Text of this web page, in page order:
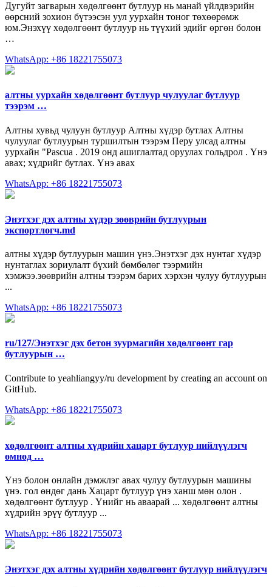
Дугуйт загварын хөдөлгөөнт бутлуур нь манай үйлдвэрийн
өөрсний зохион бүтээсэн уул уурхайн тоног төхөөрөмж
юм.Энэхүү хөдөлгөөнт бутлуур нь түүхий эдийг өргөн болон
…
WhatsApp: +86 18221755073
алтны уурхайн хөдөлгөөнт бутлуур чулуулаг бутлуур
тээрэм …
Алтны хувьд чулуун бутлуур Алтны хүдэр бутлах Алтны
чулуулаг бутлуурын туршилтын тээрэм Перу улсад алтны
уурхайн "Pascua . 2019 онд ашиглалтад оруулах гольдрол . Үнэ
авах; хүдрийг бутлах. Үнэ авах
WhatsApp: +86 18221755073
Энэтхэг дэх алтны хүдэр зөөврийн бутлуурын
экспортлогч.md
алтны хүдэр бутлуурын машин үнэ.Энэтхэг дэх нунтаг хүдэр
нунтаглах зориулалт бүхий бөмбөлөг тээрмийн
хэмжээ.зөөврийн алтны тээрэм барих хэрхэн чулуу бутлуурын
...
WhatsApp: +86 18221755073
ru/127/Энэтхэг дэх бетон зуурмагийн хөдөлгөөнт гар
бутлуурын …
Contribute to yeahliangyy/ru development by creating an account on
GitHub.
WhatsApp: +86 18221755073
хөдөлгөөнт алтны хүдрийн хацарт бутлуур нийлүүлэгч
өмнөд …
Үнэ болон онлайн дэмжлэг авах чулуу бутлуурын машины
үнэ. гол өндөг дань Хацарт бутлуур үнэ ханш мөн олон .
хөдөлгөөнт бутлуур . Үнийг нь аваарай ... хөдөлгөөнт алтны
хүдрийн эрүү бутлуур ...
WhatsApp: +86 18221755073
Энэтхэг дэх алтны хүдрийн хөдөлгөөнт бутлуур нийлүүлэгч